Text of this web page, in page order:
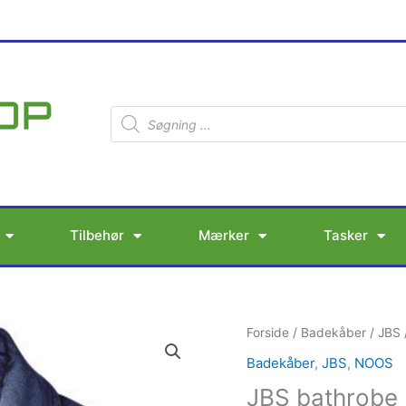
Products
search
Tilbehør Mærker Tasker
Forside / Badekåber / JBS
Badekåber, JBS, NOOS
JBS bathrobe
JBS
bathrobe
antal